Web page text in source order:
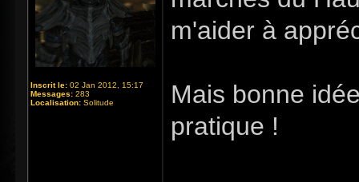
Inscrit le: 02 Jan 2012, 15:17
Messages: 283
Localisation: Solitude
m'aider à
Mais bonne
pratique !